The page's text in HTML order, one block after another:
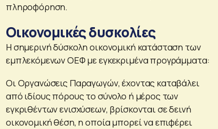
πληροφόρηση.
Οικονομικές δυσκολίες
Η σημερινή δύσκολη οικονομική κατάσταση των
εμπλεκόμενων ΟΕΦ με εγκεκριμένα προγράμματα:
Οι Οργανώσεις Παραγωγών, έχοντας καταβάλει
από ιδίους πόρους το σύνολο ή μέρος των
εγκριθέντων ενισχύσεων, βρίσκονται σε δεινή
οικονομική θέση, η οποία μπορεί να επιφέρει